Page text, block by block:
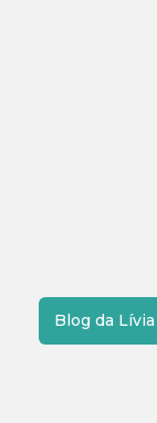
Blog da Lívia